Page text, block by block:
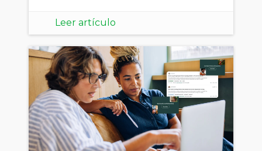
Leer artículo